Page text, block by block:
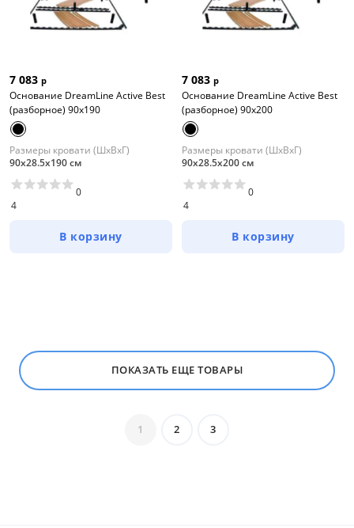
7 083 р
Основание DreamLine Active Best
(разборное) 90x190
Размеры кровати (ШхВхГ)
90х28.5х190 см
4
0
В корзину
7 083 р
Основание DreamLine Active Best
(разборное) 90x200
Размеры кровати (ШхВхГ)
90х28.5х200 см
4
0
В корзину
ПОКАЗАТЬ ЕЩЕ ТОВАРЫ
1 2 3